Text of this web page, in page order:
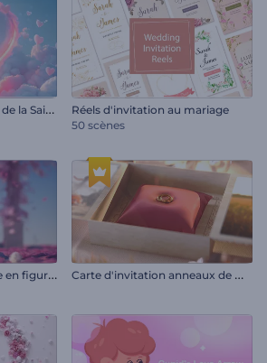
R
évélation logo cœurs de la Saint-Valentin
Réels d'invitation au mariage
50 scènes
I
nvitation à un mariage en figurine C
arte d'invitation anneaux de mariage